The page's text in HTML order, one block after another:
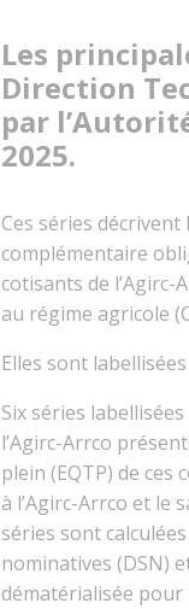
Les
Direction
par
2025.
Ces séries
complémentaire
cotisants de
au régime agricole
Elles sont
Six séries
l’Agirc-Arrco
plein (EQTP) de
à l’Agirc-Arrco et le
séries sont
nominatives (DSN)
dématérialisée pour